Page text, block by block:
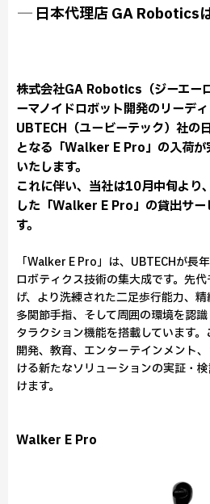
─ 日本代理店 GA Robotics
株式会社GA Robotics（ジーエー
ーマノイドロボット開発のリーデ
UBTECH（ユービーテック）社の
となる「Walker E Pro」の入荷が
いたします。
これに伴い、当社は10月中旬より
した「Walker E Pro」の貸出サー
す。
「Walker E Pro」は、UBTECHが長
ロボティクス技術の集大成です。先
げ、より洗練された二足歩行能力、
多関節手指、そして周囲の環境を認
タラクション機能を搭載しています
開発、教育、エンターテインメント
ける新たなソリューションの実証・
けます。
Walker E Pro